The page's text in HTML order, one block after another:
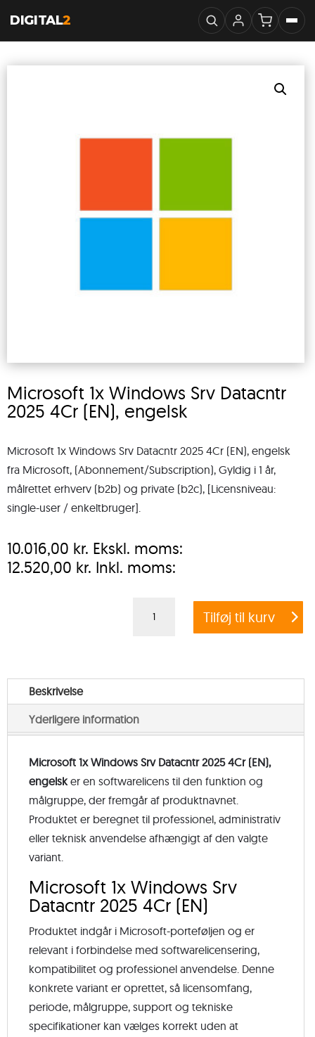
DIGITAL2
Microsoft 1x Windows Srv Datacntr
2025 4Cr (EN), engelsk
Microsoft 1x Windows Srv Datacntr 2025 4Cr (EN), engelsk
fra Microsoft, (Abonnement/Subscription), Gyldig i 1 år,
målrettet erhverv (b2b) og private (b2c), [Licensniveau:
single-user / enkeltbruger].
10.016,00 kr. Ekskl. moms:
12.520,00 kr. Inkl. moms:
Datacntr
2025
4Cr
(EN),
engelsk
antal
Tilføj til kurv
Beskrivelse
Yderligere information
Microsoft 1x Windows Srv Datacntr 2025 4Cr (EN),
engelsker en softwarelicens til den funktion og
målgruppe, der fremgår af produktnavnet.
Produktet er beregnet til professionel, administrativ
eller teknisk anvendelse afhængigt af den valgte
variant.
Microsoft 1x Windows Srv
Datacntr 2025 4Cr (EN)
Produktet indgår i Microsoft-porteføljen og er
relevant i forbindelse med softwarelicensering,
kompatibilitet og professionel anvendelse. Denne
konkrete variant er oprettet, så licensomfang,
periode, målgruppe, support og tekniske
specifikationer kan vælges korrekt uden at